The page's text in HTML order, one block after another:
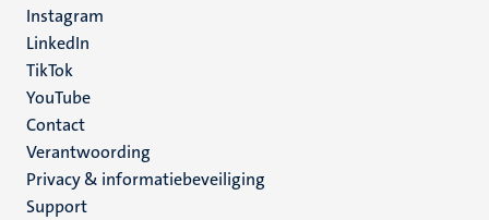
Instagram
LinkedIn
TikTok
YouTube
Menu
footer
(NL)
Contact
Verantwoording
Privacy & informatiebeveiliging
Support